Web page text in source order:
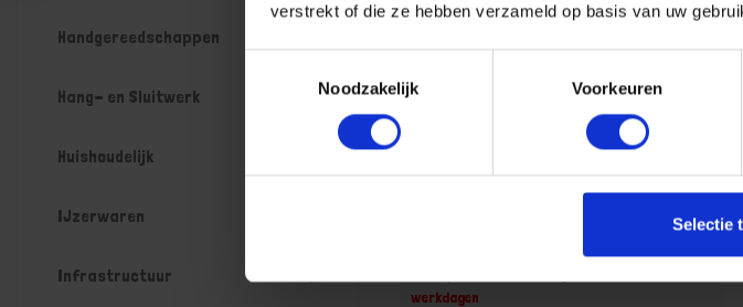
verstrekt of die ze hebben verzameld op basis van uw
Noodzakelijk
Voorkeuren
Selectie
Handgereedschappen
Hang- en Sluitwerk
Huishoudelijk
IJzerwaren
Infrastructuur
BAHCO Moersleutel +zijmoer chroom
werkdagen